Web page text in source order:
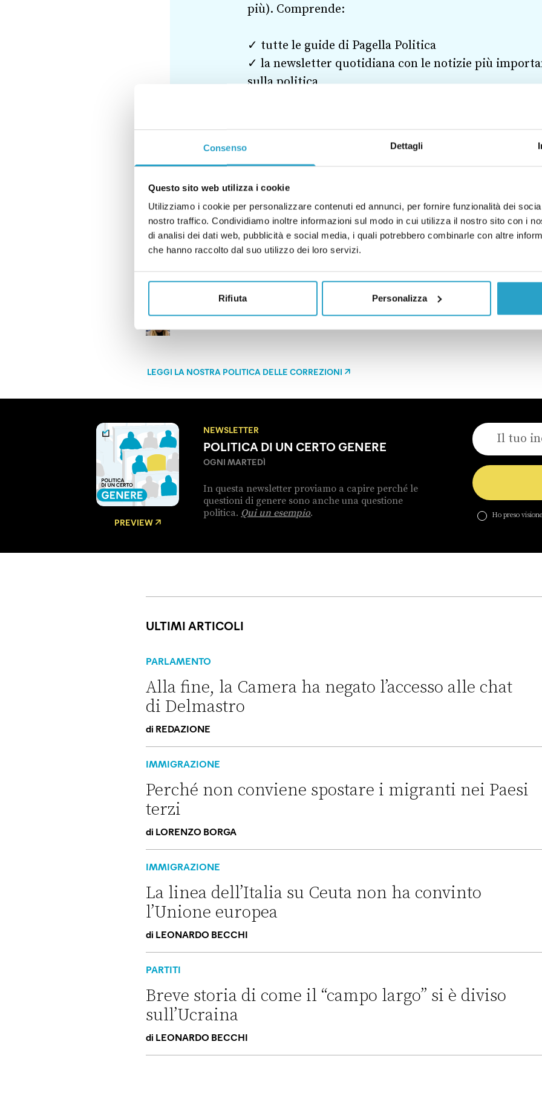
Consenso Dettagli
Questo sito web utilizza i cookie
Utilizziamo i cookie per personalizzare contenuti ed annunci, per fornire funzionalità dei
nostro traffico. Condividiamo inoltre informazioni sul modo in cui utilizza il nostro sito con i
di analisi dei dati web, pubblicità e social media, i quali potrebbero combinarle con altre
che hanno raccolto dal suo utilizzo dei loro servizi.
Rifiuta Personalizza
più). Comprende:
✓ tutte le guide di Pagella Politica
✓ la newsletter quotidiana con le notizie più
sulla politica
GIUSTIZIA GOVERNO MELONI GUERRA HAMAS-ISRAELE ISRAELE
IN QUESTO ARTICOLO
LEGGI LA NOSTRA POLITICA DELLE CORREZIONI
PREVIEW
NEWSLETTER
POLITICA DI UN CERTO GENERE
OGNI MARTEDÌ
In questa newsletter proviamo a capire perché le
questioni di genere sono anche una questione
politica. Qui un esempio. Ho preso
ULTIMI ARTICOLI
PARLAMENTO
Alla fine, la Camera ha negato l’accesso alle chat
di Delmastro
di REDAZIONE
IMMIGRAZIONE
Perché non conviene spostare i migranti nei Paesi
terzi
di LORENZO BORGA
IMMIGRAZIONE
La linea dell’Italia su Ceuta non ha convinto
l’Unione europea
di LEONARDO BECCHI
PARTITI
Breve storia di come il “campo largo” si è diviso
sull’Ucraina
di LEONARDO BECCHI